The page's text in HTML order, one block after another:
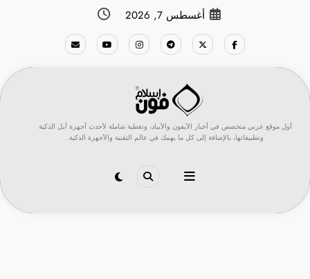
أغسطس 7, 2026
أول موقع عربي متخصص في أخبار الآيفون والآيباد، وتغطية شاملة لأحدث أجهزة أبل الذكية
وتطبيقاتها، بالإضافة إلى كل ما يهمك في عالم التقنية والأجهزة الذكية.